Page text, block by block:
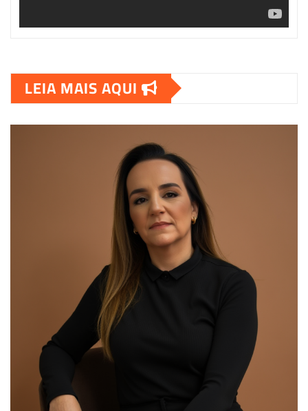
LEIA MAIS AQUI